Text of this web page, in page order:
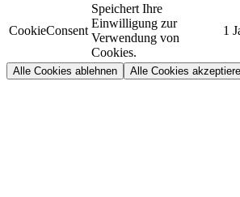
CookieConsent
Speichert Ihre
Einwilligung zur
Verwendung von
Cookies.
1
Alle Cookies ablehnen Alle Cookies